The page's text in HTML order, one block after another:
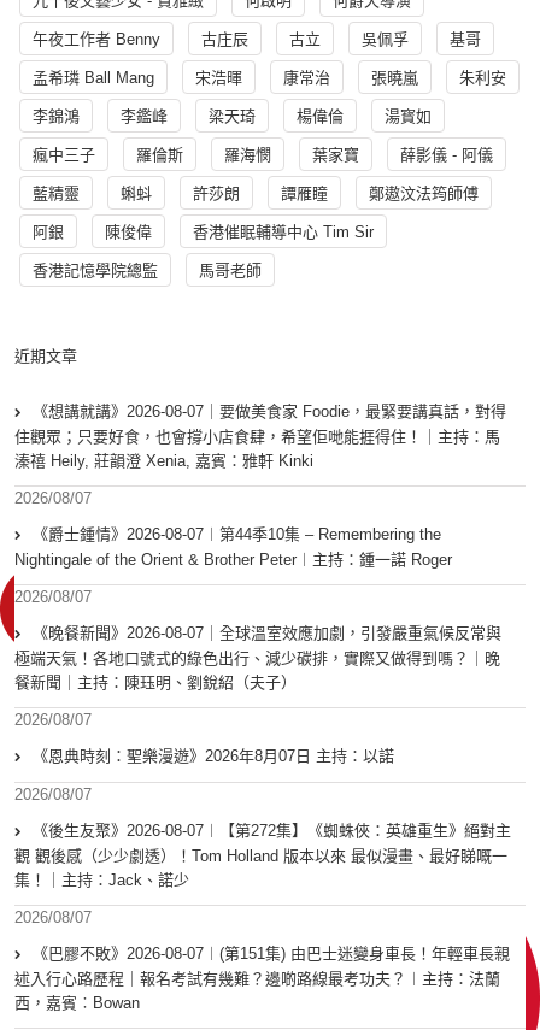
午夜工作者 Benny 古庄辰 古立 吳佩孚 基哥
孟希璘 Ball Mang 宋浩暉 康常治 張曉嵐 朱利安
李錦鴻 李鑑峰 梁天琦 楊偉倫 湯寳如
瘋中三子 羅倫斯 羅海憫 葉家寶 薛影儀 - 阿儀
藍精靈 蝌蚪 許莎朗 譚雁瞳 鄭遨汶法筠師傅
阿銀 陳俊偉 香港催眠輔導中心 Tim Sir
香港記憶學院總監 馬哥老師
近期文章
《想講就講》2026-08-07｜要做美食家 Foodie，最緊要講真話，對得
住觀眾；只要好食，也會撐小店食肆，希望佢哋能捱得住！｜主持：馬
溱禧 Heily, 莊韻澄 Xenia, 嘉賓：雅軒 Kinki
2026/08/07
《爵士鍾情》2026-08-07︱第44季10集 – Remembering the
Nightingale of the Orient & Brother Peter︱主持：鍾一諾 Roger
2026/08/07
《晚餐新聞》2026-08-07｜全球溫室效應加劇，引發嚴重氣候反常與
極端天氣！各地口號式的綠色出行、減少碳排，實際又做得到嗎？｜晚
餐新聞｜主持：陳珏明、劉銳紹（夫子）
2026/08/07
《恩典時刻：聖樂漫遊》2026年8月07日 主持：以諾
2026/08/07
《後生友聚》2026-08-07︱【第272集】《蜘蛛俠：英雄重生》絕對主
觀 觀後感（少少劇透）！Tom Holland 版本以來 最似漫畫、最好睇嘅一
集！｜主持：Jack、諾少
2026/08/07
《巴膠不敗》2026-08-07︱(第151集) 由巴士迷變身車長！年輕車長親
述入行心路歷程｜報名考試有幾難？邊啲路線最考功夫？︱主持：法蘭
西，嘉賓︰Bowan